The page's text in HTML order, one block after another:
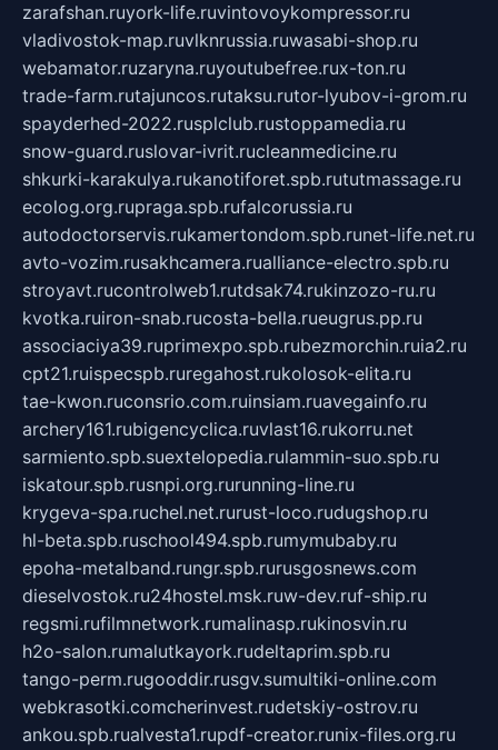
zarafshan.ruyork-life.ruvintovoykompressor.ru
vladivostok-map.ruvlknrussia.ruwasabi-shop.ru
webamator.ruzaryna.ruyoutubefree.rux-ton.ru
trade-farm.rutajuncos.rutaksu.rutor-lyubov-i-grom.ru
spayderhed-2022.rusplclub.rustoppamedia.ru
snow-guard.ruslovar-ivrit.rucleanmedicine.ru
shkurki-karakulya.rukanotiforet.spb.rututmassage.ru
ecolog.org.rupraga.spb.rufalcorussia.ru
autodoctorservis.rukamertondom.spb.runet-life.net.ru
avto-vozim.rusakhcamera.rualliance-electro.spb.ru
stroyavt.rucontrolweb1.rutdsak74.rukinzozo-ru.ru
kvotka.ruiron-snab.rucosta-bella.rueugrus.pp.ru
associaciya39.ruprimexpo.spb.rubezmorchin.ruia2.ru
cpt21.ruispecspb.ruregahost.rukolosok-elita.ru
tae-kwon.ruconsrio.com.ruinsiam.ruavegainfo.ru
archery161.rubigencyclica.ruvlast16.rukorru.net
sarmiento.spb.suextelopedia.rulammin-suo.spb.ru
iskatour.spb.rusnpi.org.rurunning-line.ru
krygeva-spa.ruchel.net.rurust-loco.rudugshop.ru
hl-beta.spb.ruschool494.spb.rumymubaby.ru
epoha-metalband.rungr.spb.rurusgosnews.com
dieselvostok.ru24hostel.msk.ruw-dev.ruf-ship.ru
regsmi.rufilmnetwork.rumalinasp.rukinosvin.ru
h2o-salon.rumalutkayork.rudeltaprim.spb.ru
tango-perm.rugooddir.rusgv.sumultiki-online.com
webkrasotki.comcherinvest.rudetskiy-ostrov.ru
ankou.spb.rualvesta1.rupdf-creator.runix-files.org.ru